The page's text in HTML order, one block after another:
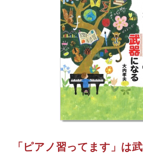
「ピアノ習ってます」は